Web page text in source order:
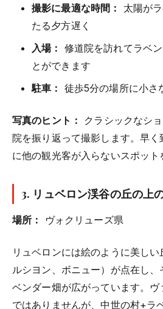
撮影に最適な時間：
太陽が
たる夕方遅く
入場： 修道院を訪れてラベ
とができます
駐車： 徒歩5分の場所に小さ
写真のヒント：
クラシックなシ
院を振り返って撮影します。早
に他の観光客が入らないスポット
3. リュベロン渓谷の丘の上
場所： ヴォクリューズ県
リュベロンには絵のように美しい
ルシヨン、ボニュー）が点在し
ベンダー畑が広がっています。
ではありませんが、中世の村+ラ